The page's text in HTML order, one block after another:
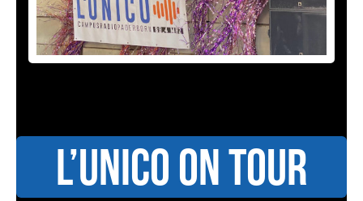
L’UniCo on Tour